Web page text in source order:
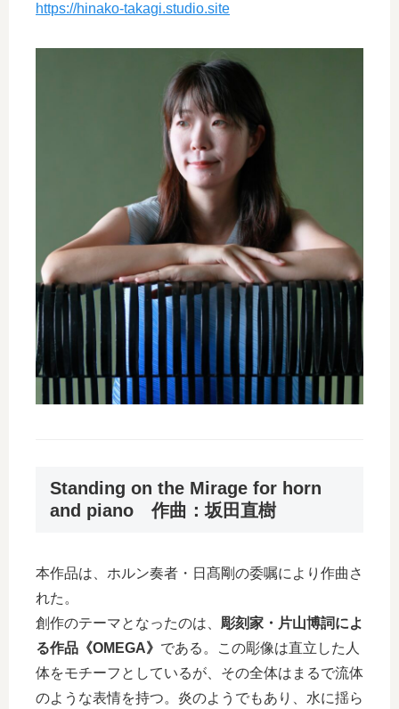
https://hinako-takagi.studio.site
Standing on the Mirage for horn
and piano 作曲：坂田直樹
本作品は、ホルン奏者・日髙剛の委嘱により作曲さ
れた。
創作のテーマとなったのは、 彫刻家・片山博詞によ
る作品《OMEGA》 である。この彫像は直立した人
体をモチーフとしているが、その全体はまるで流体
のような表情を持つ。炎のようでもあり、水に揺ら